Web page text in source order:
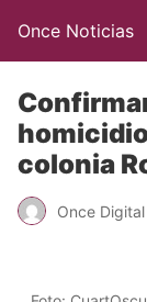
Once Noticias
colonia
Once Digital